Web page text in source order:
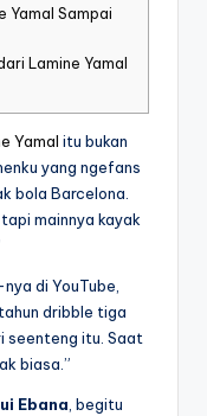
Yamal Sampai
Lamine Yamal
Yamal itu bukan
yang ngefans
bola Barcelona.
mainnya kayak
di YouTube,
dribble tiga
seenteng itu. Saat
biasa.”
Ebana , begitu